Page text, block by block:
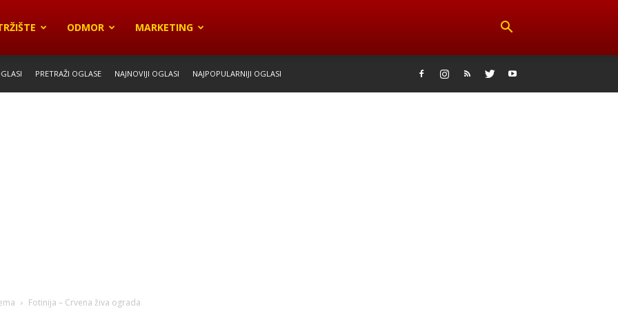
ODMOR MARKETING
PRETRAŽI OGLASE NAJNOVIJI OGLASI NAJPOPULARNIJI OGLASI
Fotinija – Crvena živa ograda